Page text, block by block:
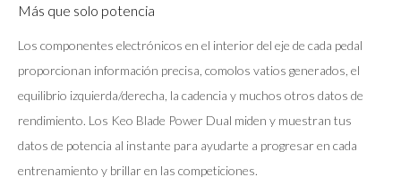
Más que solo potencia
Los componentes electrónicos en el interior del eje de cada pedal
proporcionan información precisa, comolos vatios generados, el
equilibrio izquierda/derecha, la cadencia y muchos otros datos de
rendimiento. Los Keo Blade Power Dual miden y muestran tus
datos de potencia al instante para ayudarte a progresar en cada
entrenamiento y brillar en las competiciones.